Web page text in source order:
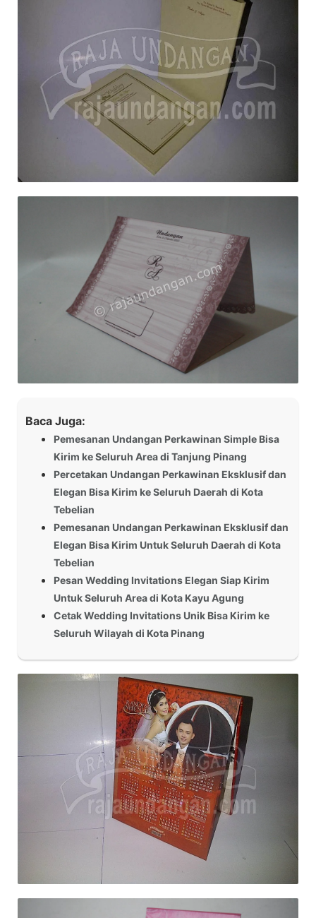
Baca Juga:
Pemesanan Undangan Perkawinan Simple Bisa
Kirim ke Seluruh Area di Tanjung Pinang
Percetakan Undangan Perkawinan Eksklusif dan
Elegan Bisa Kirim ke Seluruh Daerah di Kota
Tebelian
Pemesanan Undangan Perkawinan Eksklusif dan
Elegan Bisa Kirim Untuk Seluruh Daerah di Kota
Tebelian
Pesan Wedding Invitations Elegan Siap Kirim
Untuk Seluruh Area di Kota Kayu Agung
Cetak Wedding Invitations Unik Bisa Kirim ke
Seluruh Wilayah di Kota Pinang